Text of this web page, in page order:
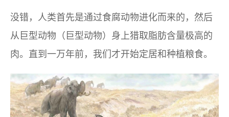
没错，人类首先是通过食腐动物进化而来的，然后
从巨型动物（巨型动物）身上猎取脂肪含量极高的
肉。直到一万年前，我们才开始定居和种植粮食。